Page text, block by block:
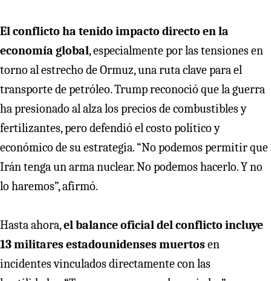
El conflicto ha tenido impacto directo en la
economía global, especialmente por las tensiones en
torno al estrecho de Ormuz, una ruta clave para el
transporte de petróleo. Trump reconoció que la guerra
ha presionado al alza los precios de combustibles y
fertilizantes, pero defendió el costo político y
económico de su estrategia. “No podemos permitir que
Irán tenga un arma nuclear. No podemos hacerlo. Y no
lo haremos”, afirmó.
Hasta ahora,el balance oficial del conflicto incluye
13 militares estadounidenses muertosen
incidentes vinculados directamente con las